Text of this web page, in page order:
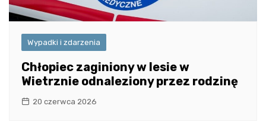
Wypadki i zdarzenia
Chłopiec zaginiony w lesie w
Wietrznie odnaleziony przez rodzinę
20 czerwca 2026